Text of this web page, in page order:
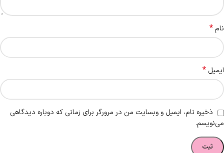
نام*
ایمیل *
ذخیره نام، ایمیل و وبسایت من در مرورگر برای زمانی که دوباره دیدگاهی
می‌نویسم.